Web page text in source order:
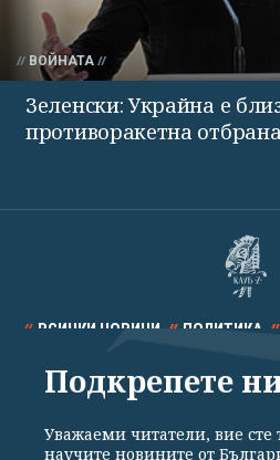
ВОЙНАТА
Зеленски: Украйна е
противоракетна отбрана
ВСИЧКИ НОВИНИ ПОЛИТИКА
СПОРТ КУЛТУРА
Подкрепете
Уважаеми читатели, вие сте
научите новините от